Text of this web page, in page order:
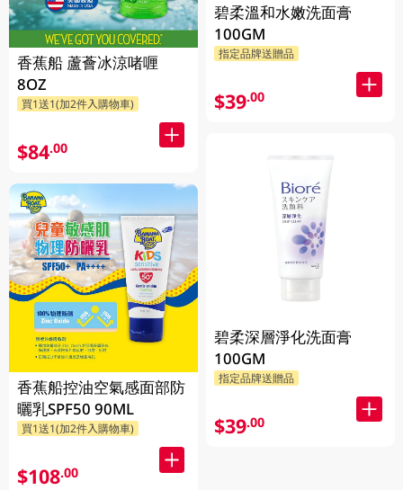
香蕉船 蘆薈冰涼啫喱
8OZ
買1送1(加2件入購物車)
$84.00
香蕉船控油空氣感面部防
曬乳SPF50 90ML
買1送1(加2件入購物車)
$108.00
碧柔溫和水嫩洗面膏
100GM
指定品牌送贈品
$39.00
碧柔深層淨化洗面膏
100GM
指定品牌送贈品
$39.00